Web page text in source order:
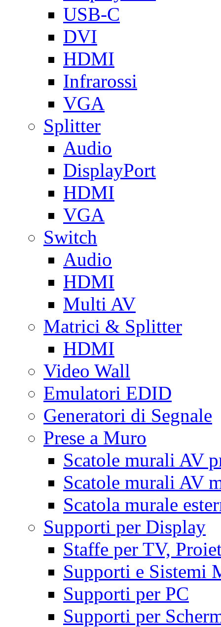
USB-C
DVI
HDMI
Infrarossi
VGA
Splitter
Audio
DisplayPort
HDMI
VGA
Switch
Audio
HDMI
Multi AV
Matrici & Splitter
HDMI
Video Wall
Emulatori EDID
Generatori di Segnale
Prese a Muro
Scatole murali AV
Scatole murali AV
Scatola murale
Supporti per Display
Staffe per TV,
Supporti e Sistemi
Supporti per PC
Supporti per